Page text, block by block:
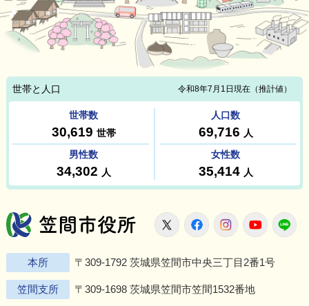
笠間市役所
X FacebookInstagram
本所 〒309-1792 茨城県笠間市中央三丁目2番1号
笠間支所 〒309-1698 茨城県笠間市笠間1532番地